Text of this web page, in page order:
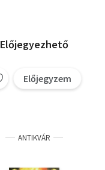
Előjegyezhető
Előjegyzem
ANTIKVÁR